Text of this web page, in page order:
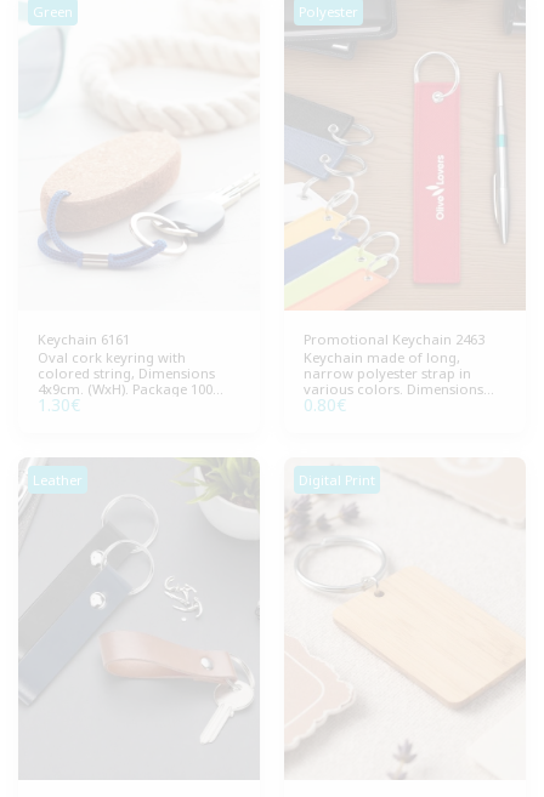
Green
Keychain 6161
Oval cork keyring with
colored string, Dimensions
4x9cm. (WxH). Package 100
pieces. Lightweight and
1.30€
Polyester
Promotional Keychain 2463
Keychain made of long,
narrow polyester strap in
various colors. Dimensions
13x3cm (WxH), Packaging 300
0.80€
Leather Digital Print